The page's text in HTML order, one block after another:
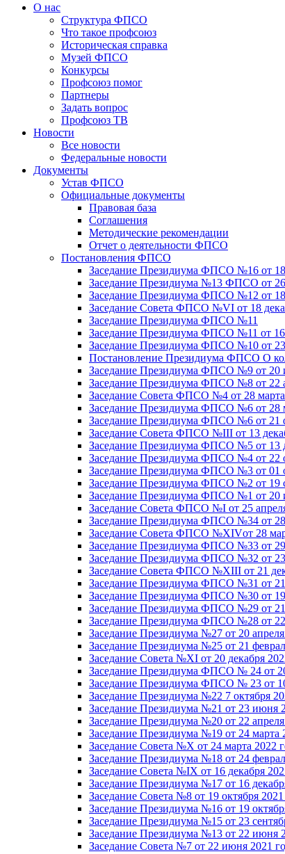
О нас
Структура ФПСО
Что такое профсоюз
Историческая справка
Музей ФПСО
Конкурсы
Профсоюз помог
Партнеры
Задать вопрос
Профсоюз ТВ
Новости
Все новости
Федеральные новости
Документы
Устав ФПСО
Официальные документы
Правовая база
Соглашения
Методические рекомендации
Отчет о деятельности ФПСО
Постановления ФПСО
Заседание Президиума ФПСО №16 от
Заседание Президиума №13 ФПСО от 26
Заседание Президиума ФПСО №12 от 18
Заседание Совета ФПСО №VI от 18
Заседание Президиума ФПСО №11
Заседание Президиума ФПСО №11 от 16
Заседание Президиума ФПСО №10 от 23
Постановление Президиума ФПСО О
Заседание Президиума ФПСО №9 от 20
Заседание Президиума ФПСО №8 от 22
Заседание Совета ФПСО №4 от 28 марта
Заседание Президиума ФПСО №6 от 28
Заседание Президиума ФПСО №6 от 21
Заседание Совета ФПСО №III от 13
Заседание Президиума ФПСО №5 от 13
Заседание Президиума ФПСО №4 от 22
Заседание Президиума ФПСО №3 от 01
Заседание Президиума ФПСО №2 от 19
Заседание Президиума ФПСО №1 от 20
Заседание Совета ФПСО №I от 25
Заседание Президиума ФПСО №34 от 28
Заседание Совета ФПСО №XIVот 28
Заседание Президиума ФПСО №33 от 29
Заседание Президиума ФПСО №32 от 23
Заседание Совета ФПСО №XIII от 21
Заседание Президиума ФПСО №31 от 21
Заседание Президиума ФПСО №30 от 19
Заседание Президиума ФПСО №29 от 21
Заседание Президиума ФПСО №28 от
Заседание Президиума №27 от 20 апреля
Заседание Президиума №25 от 21
Заседание Совета №XI от 20 декабря
Заседание Президиума ФПСО № 24 от 20
Заседание Президиума ФПСО № 23 от
Заседание Президиума №22 7 октября
Заседание Президиума №21 от 23 июня
Заседание Президиума №20 от 22 апреля
Заседание Президиума №19 от 24 марта
Заседание Совета №X от 24 марта 2022
Заседание Президиума №18 от 24
Заседание Совета №IX от 16 декабря
Заседание Президиума №17 от 16
Заседание Совета №8 от 19 октября 2021
Заседание Президиума №16 от 19
Заседание Президиума №15 от 23
Заседание Президиума №13 от 22 июня
Заседание Совета №7 от 22 июня 2021